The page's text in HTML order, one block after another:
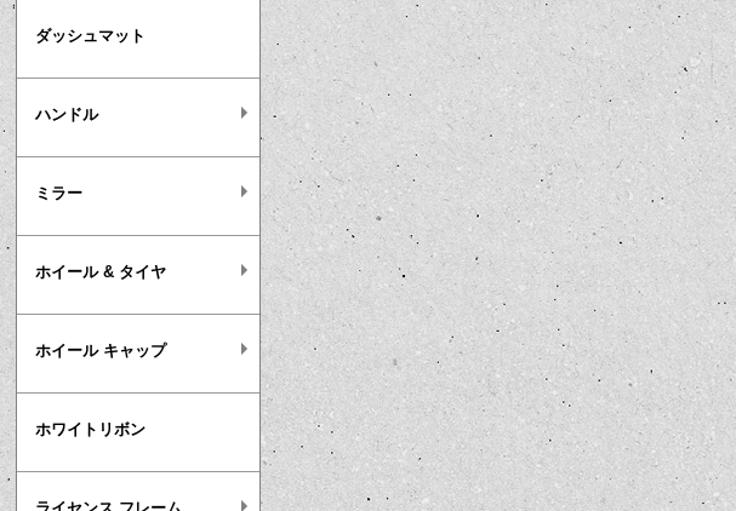
ダッシュマット
ハンドル
ミラー
ホイール & タイヤ
ホイール キャップ
ホワイトリボン